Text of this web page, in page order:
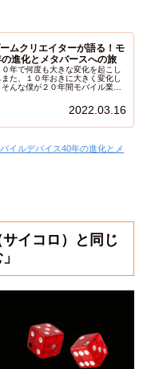
ムクリエイターが語る！モ
進化とメタバースへの旅
年で何度も大きな変化を起こし
た、１０年おきに大きく変化し
んな僕が２０年間モバイル業界
の未来についてまとめました。こ
時代です。これまでも変化が激し
2022.03.16
イルデバイス40年の進化とメ
イコロ）と同じ